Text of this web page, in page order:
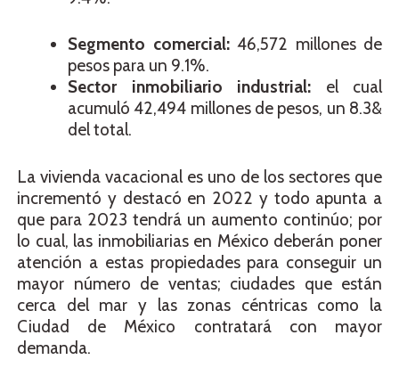
Segmento comercial: 46,572 millones de
pesos para un 9.1%.
Sector inmobiliario industrial: el cual
acumuló 42,494 millones de pesos, un 8.3&
del total.
La vivienda vacacional es uno de los sectores que
incrementó y destacó en 2022 y todo apunta a
que para 2023 tendrá un aumento continúo; por
lo cual, las inmobiliarias en México deberán poner
atención a estas propiedades para conseguir un
mayor número de ventas; ciudades que están
cerca del mar y las zonas céntricas como la
Ciudad de México contratará con mayor
demanda.